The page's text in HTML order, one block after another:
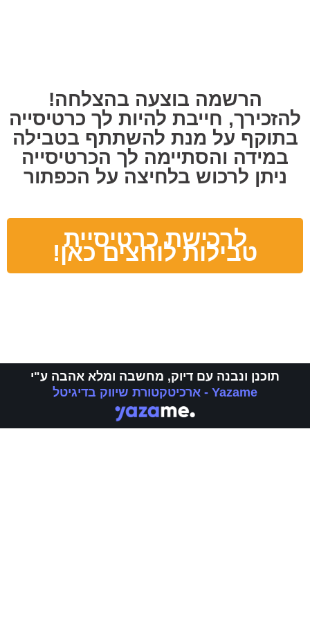
הרשמה בוצעה בהצלחה!
להזכירך, חייבת להיות לך כרטיסייה
בתוקף על מנת להשתתף בטבילה
במידה והסתיימה לך הכרטיסייה
ניתן לרכוש בלחיצה על הכפתור
לרכישת כרטיסיית
טבילות לוחצים כאן!
תוכנן ונבנה עם דיוק, מחשבה ומלא אהבה ע"י
Yazame - ארכיטקטורת שיווק בדיגיטל